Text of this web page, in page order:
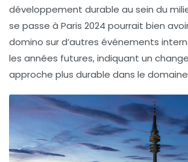
développement durable au sein du
se passe à Paris 2024 pourrait bien
domino sur d’autres événements
les années futures, indiquant un
approche plus durable dans le